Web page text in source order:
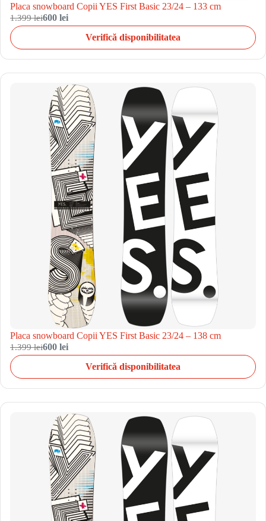
Placa snowboard Copii YES First Basic 23/24 – 133 cm
1.399 lei600 lei
Verifică disponibilitatea
Placa snowboard Copii YES First Basic 23/24 – 138 cm
1.399 lei600 lei
Verifică disponibilitatea